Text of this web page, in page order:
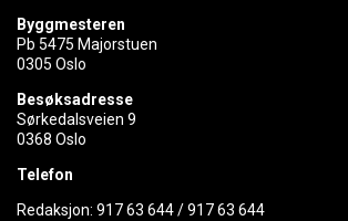
Byggmesteren
Pb 5475 Majorstuen
0305 Oslo
Besøksadresse
Sørkedalsveien 9
0368 Oslo
Telefon
Redaksjon: 917 63 644/917 63 644